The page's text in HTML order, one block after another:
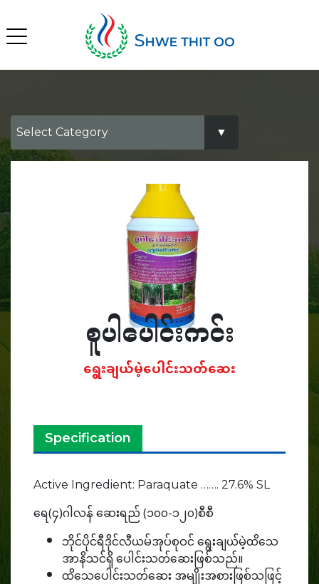
စူပါပေါင်းကင်း
ရွေးချယ်မဲ့ပေါင်းသတ်ဆေး
Specification
Active Ingredient: Paraquate ……. 27.6% SL
ရေ(၄)ဂါလန် ဆေးရည် (၁၀၀-၁၂၀)စီစီ
ဘိုင်ပိုင်ရီဒိုင်လီယမ်အုပ်စုဝင် ရွေးချယ်မဲ့ထိသေ
အာနိသင်ရှိ ပေါင်းသတ်ဆေးဖြစ်သည်။
ထိသေပေါင်းသတ်ဆေး အမျိုးအစားဖြစ်သဖြင့်